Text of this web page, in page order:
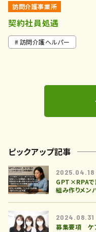
訪問介護事業所
契約社員処遇
訪問介護ヘルパー
ピックアップ記事
2025.04.18
GPT×RPA
組み作りメン
2024.08.31
募集要項 ケ